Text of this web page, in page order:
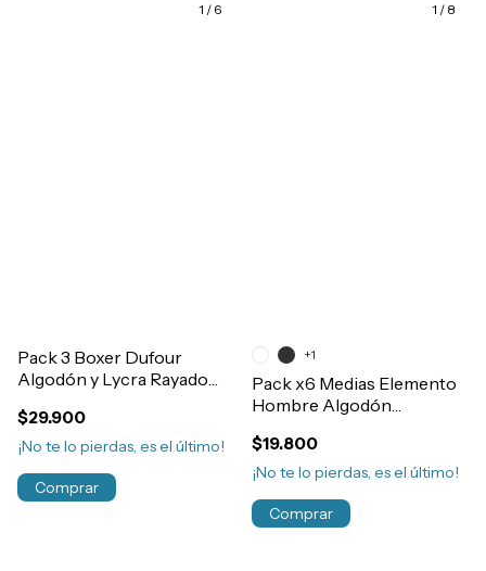
1 / 6
Pack 3 Boxer Dufour
Algodón y Lycra Rayado
Art.12062
$29.900
¡No te lo pierdas, es el último!
Comprar
1 / 8
Pack x6 Medias Elemento
Hombre Algodón
Art.011
$19.800
¡No te lo pierdas, es el último!
+1
Comprar